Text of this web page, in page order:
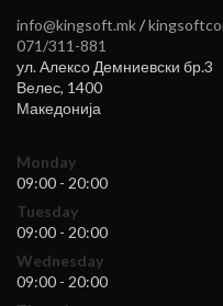
info@kingsoft.mk/
071/311-881
ул. Алексо Демниевски бр.3
Велес, 1400
Македонија
Monday
09:00 - 20:00
Tuesday
09:00 - 20:00
Wednesday
09:00 - 20:00